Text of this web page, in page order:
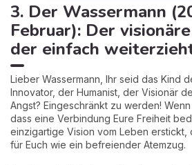
3. Der Wassermann
Februar): Der
der einfach
Lieber Wassermann, Ihr seid das Kind
Innovator, der Humanist, der Visionär
Angst? Eingeschränkt zu werden!
dass eine Verbindung Eure Freiheit
einzigartige Vision vom Leben erstickt,
für Euch wie ein befreiender Atemzug.